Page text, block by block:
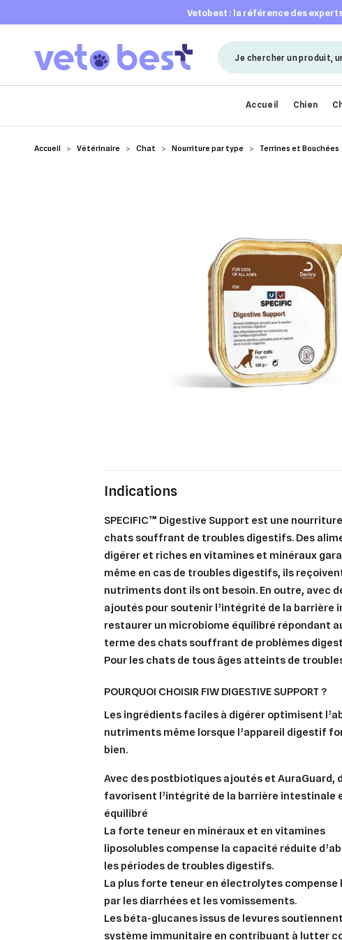
vetobest : la référence des
Accueil Chien
Accueil Vétérinaire Chat Nourriture par type Terrines et Bouchées
Indications
SPECIFIC™ Digestive Support est une
chats souffrant de troubles digestifs. Des
digérer et riches en vitamines et minéraux
même en cas de troubles digestifs, ils
nutriments dont ils ont besoin. En outre, avec
ajoutés pour soutenir l’intégrité de la barrière
restaurer un microbiome équilibré répondant
terme des chats souffrant de problèmes
Pour les chats de tous âges atteints de
POURQUOI CHOISIR FIW DIGESTIVE SUPPORT ?
Les ingrédients faciles à digérer optimisent
nutriments même lorsque l’appareil digestif
bien.
Avec des postbiotiques ajoutés et AuraGuard,
favorisent l’intégrité de la barrière intestinale
équilibré
La forte teneur en minéraux et en vitamines
liposolubles compense la capacité réduite
les périodes de troubles digestifs.
La plus forte teneur en électrolytes compense
par les diarrhées et les vomissements.
Les béta-glucanes issus de levures
système immunitaire en contribuant à lutter